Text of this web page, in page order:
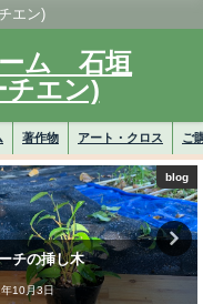
エン)
ーム 石垣
チエン)
著作物 アート・クロス ご
blog
チの挿し木
10月3日